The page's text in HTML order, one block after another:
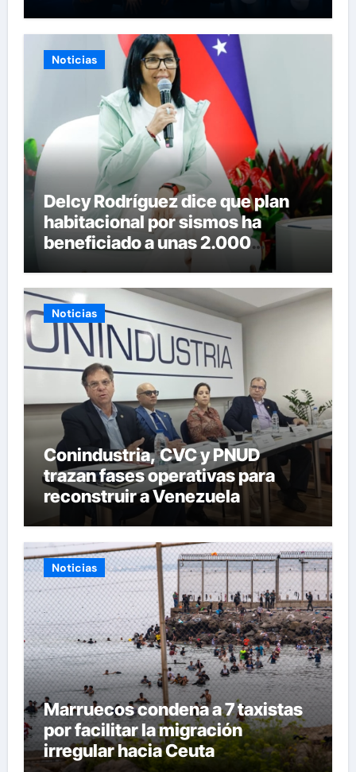
Venezuela
Noticias
Delcy Rodríguez dice que plan
habitacional por sismos ha
beneficiado a unas 2.000
personas en una semana
Noticias
Conindustria, CVC y PNUD
trazan fases operativas para
reconstruir a Venezuela
Noticias
Marruecos condena a 7 taxistas
por facilitar la migración
irregular hacia Ceuta